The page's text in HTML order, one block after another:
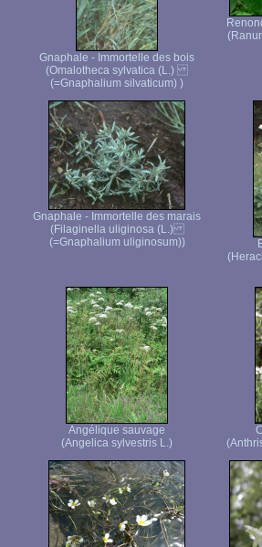
Gnaphale - Immortelle des bois
(Omalotheca sylvatica (L.)
(=Gnaphalium silvaticum) )
Gnaphale - Immortelle des marais
(Filaginella uliginosa (L.)
(=Gnaphalium uliginosum))
Angélique sauvage
(Angelica sylvestris L.)